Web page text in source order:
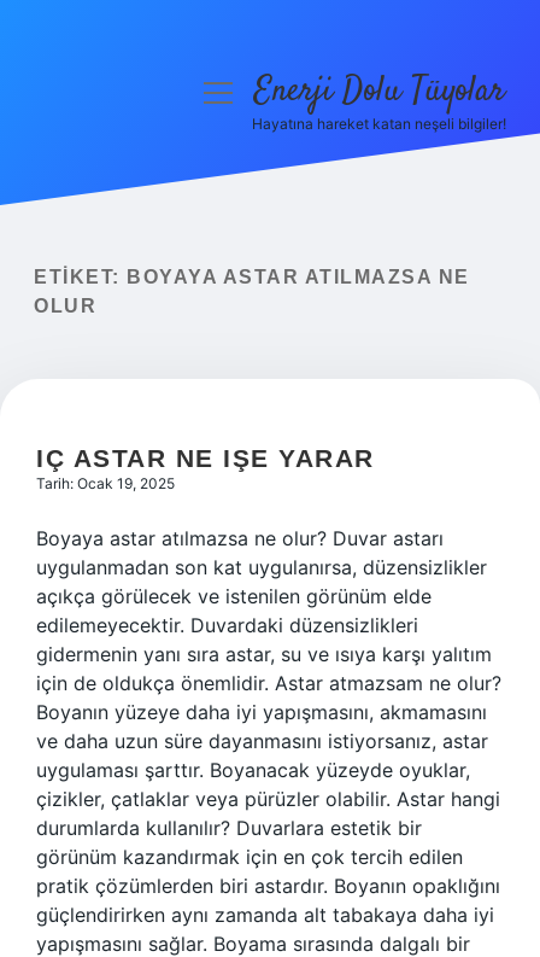
Yasal Uyarı
menüyüEnerji Dolu Tüyolar
Hayatına hareket katan neşeli bilgiler!
ETIKET:
BOYAYA ASTAR ATILMAZSA NE
OLUR
IÇ ASTAR NE IŞE YARAR
Tarih: Ocak 19, 2025
Boyaya astar atılmazsa ne olur? Duvar astarı
uygulanmadan son kat uygulanırsa, düzensizlikler
açıkça görülecek ve istenilen görünüm elde
edilemeyecektir. Duvardaki düzensizlikleri
gidermenin yanı sıra astar, su ve ısıya karşı yalıtım
için de oldukça önemlidir. Astar atmazsam ne olur?
Boyanın yüzeye daha iyi yapışmasını, akmamasını
ve daha uzun süre dayanmasını istiyorsanız, astar
uygulaması şarttır. Boyanacak yüzeyde oyuklar,
çizikler, çatlaklar veya pürüzler olabilir. Astar hangi
durumlarda kullanılır? Duvarlara estetik bir
görünüm kazandırmak için en çok tercih edilen
pratik çözümlerden biri astardır. Boyanın opaklığını
güçlendirirken aynı zamanda alt tabakaya daha iyi
yapışmasını sağlar. Boyama sırasında dalgalı bir